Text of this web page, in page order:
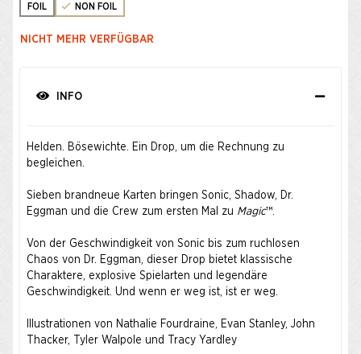
FOIL NON FOIL
NICHT MEHR VERFÜGBAR
INFO
Helden. Bösewichte. Ein Drop, um die Rechnung zu
begleichen.
Sieben brandneue Karten bringen Sonic, Shadow, Dr.
Eggman und die Crew zum ersten Mal zu Magic™.
Von der Geschwindigkeit von Sonic bis zum ruchlosen
Chaos von Dr. Eggman, dieser Drop bietet klassische
Charaktere, explosive Spielarten und legendäre
Geschwindigkeit. Und wenn er weg ist, ist er weg. ​
Illustrationen von Nathalie Fourdraine, Evan Stanley, John
Thacker, Tyler Walpole und Tracy Yardley ​